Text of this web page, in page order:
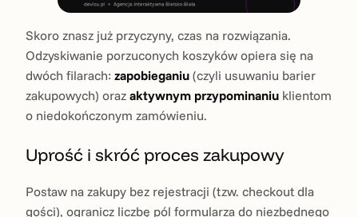
Skoro znasz już przyczyny, czas na rozwiązania.
Odzyskiwanie porzuconych koszyków opiera się na
dwóch filarach: zapobieganiu (czyli usuwaniu barier
zakupowych) oraz aktywnym przypominaniu klientom
o niedokończonym zamówieniu.
Uprość i skróć proces zakupowy
Postaw na zakupy bez rejestracji (tzw. checkout dla
gości), ogranicz liczbę pól formularza do niezbędnego